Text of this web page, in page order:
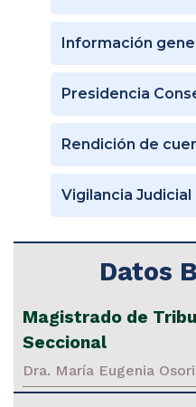
Información
Presidencia
Rendición de
Vigilancia Judicial
Datos
Magistrado de
Seccional
Dra. María Eugenia